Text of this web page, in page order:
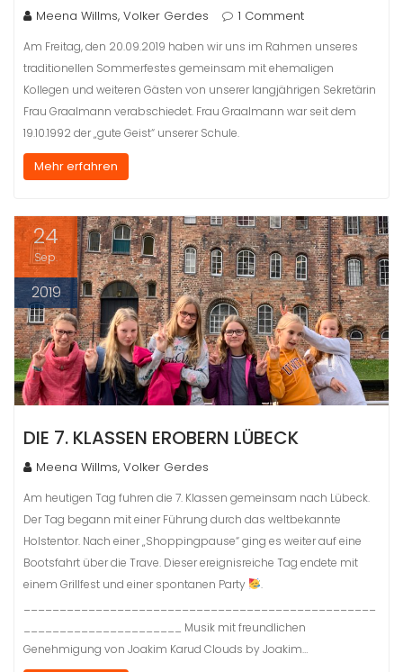
Meena Willms, Volker Gerdes 1 Comment
Am Freitag, den 20.09.2019 haben wir uns im Rahmen unseres
traditionellen Sommerfestes gemeinsam mit ehemaligen
Kollegen und weiteren Gästen von unserer langjährigen Sekretärin
Frau Graalmann verabschiedet. Frau Graalmann war seit dem
19.10.1992 der „gute Geist“ unserer Schule.
Mehr erfahren
24
Sep.
2019
DIE 7. KLASSEN EROBERN LÜBECK
Meena Willms, Volker Gerdes
Am heutigen Tag fuhren die 7. Klassen gemeinsam nach Lübeck.
Der Tag begann mit einer Führung durch das weltbekannte
Holstentor. Nach einer „Shoppingpause“ ging es weiter auf eine
Bootsfahrt über die Trave. Dieser ereignisreiche Tag endete mit
einem Grillfest und einer spontanen Party
.
______________________ Musik mit freundlichen
Genehmigung von Joakim Karud Clouds by Joakim…